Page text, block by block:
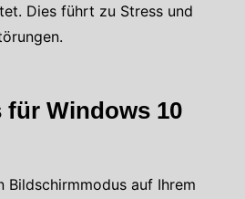
Dies führt zu Stress und
für Windows 10
Bildschirmmodus auf Ihrem